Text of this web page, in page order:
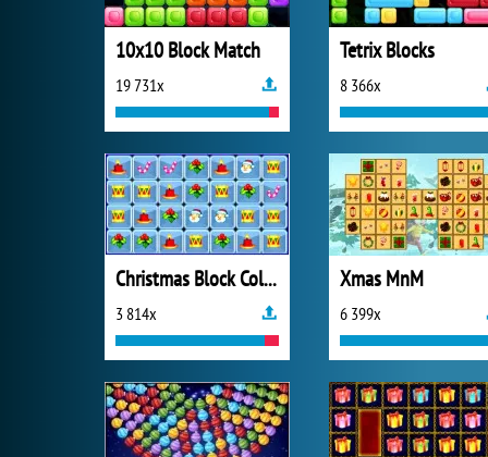
10x10 Block Match
19 731x
Tetrix Blocks
8 366x
Christmas Block Collapse
3 814x
Xmas MnM
6 399x